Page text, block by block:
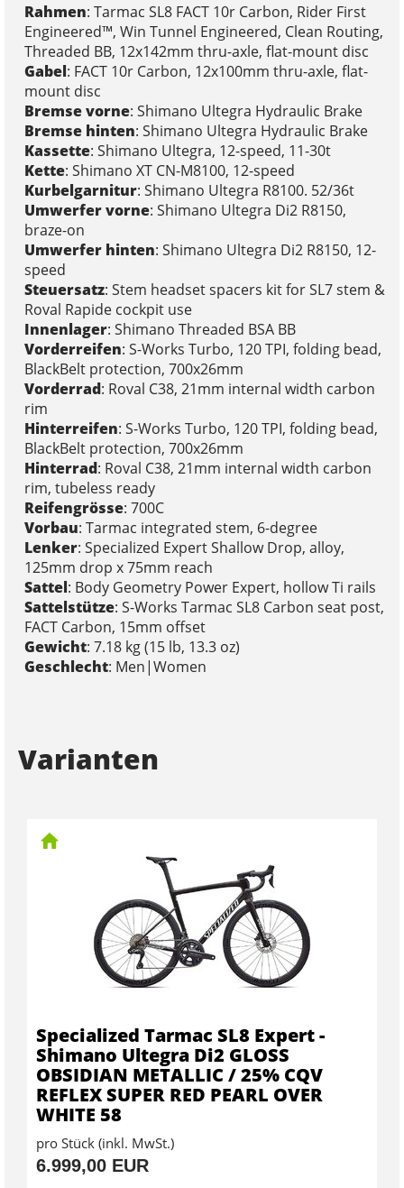
Rahmen: Tarmac SL8 FACT 10r Carbon, Rider First
Engineered™, Win Tunnel Engineered, Clean Routing,
Threaded BB, 12x142mm thru-axle, flat-mount disc
Gabel: FACT 10r Carbon, 12x100mm thru-axle, flat-
mount disc
Bremse vorne: Shimano Ultegra Hydraulic Brake
Bremse hinten: Shimano Ultegra Hydraulic Brake
Kassette: Shimano Ultegra, 12-speed, 11-30t
Kette: Shimano XT CN-M8100, 12-speed
Kurbelgarnitur: Shimano Ultegra R8100. 52/36t
Umwerfer vorne: Shimano Ultegra Di2 R8150,
braze-on
Umwerfer hinten: Shimano Ultegra Di2 R8150, 12-
speed
Steuersatz: Stem headset spacers kit for SL7 stem &
Roval Rapide cockpit use
Innenlager: Shimano Threaded BSA BB
Vorderreifen: S-Works Turbo, 120 TPI, folding bead,
BlackBelt protection, 700x26mm
Vorderrad: Roval C38, 21mm internal width carbon
rim
Hinterreifen: S-Works Turbo, 120 TPI, folding bead,
BlackBelt protection, 700x26mm
Hinterrad: Roval C38, 21mm internal width carbon
rim, tubeless ready
Reifengrösse: 700C
Vorbau: Tarmac integrated stem, 6-degree
Lenker: Specialized Expert Shallow Drop, alloy,
125mm drop x 75mm reach
Sattel: Body Geometry Power Expert, hollow Ti rails
Sattelstütze: S-Works Tarmac SL8 Carbon seat post,
FACT Carbon, 15mm offset
Gewicht: 7.18 kg (15 lb, 13.3 oz)
Geschlecht: Men|Women
Varianten
Specialized Tarmac SL8 Expert -
Shimano Ultegra Di2 GLOSS
OBSIDIAN METALLIC / 25% CQV
REFLEX SUPER RED PEARL OVER
WHITE 58
pro Stück (inkl. MwSt.)
6.999,00 EUR